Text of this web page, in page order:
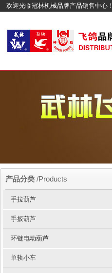
欢迎光临冠林机械品牌产品销售中心！
产品分类 /Products
手拉葫芦
手扳葫芦
环链电动葫芦
单轨小车